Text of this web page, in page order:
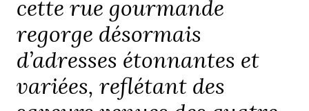
cette rue gourmande
regorge désormais
d’adresses étonnantes et
variées, reflétant des